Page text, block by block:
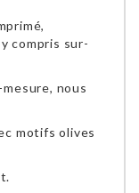
compris sur-
nous
motifs olives